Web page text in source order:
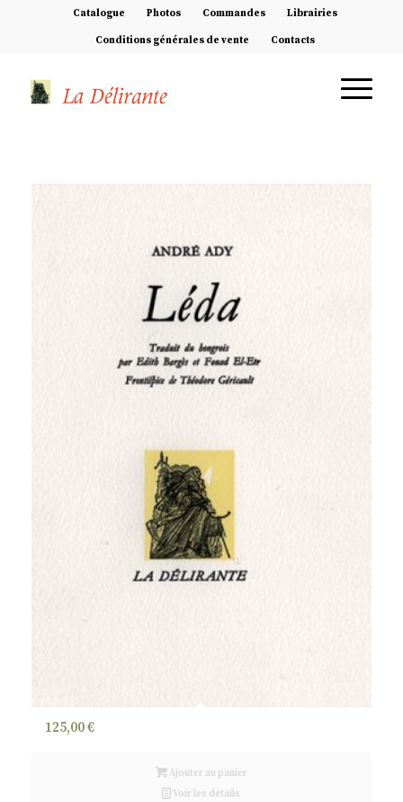
Catalogue Photos Commandes Librairies
Conditions générales de vente Contacts
125,00€
Ajouter au panier
Voir les détails